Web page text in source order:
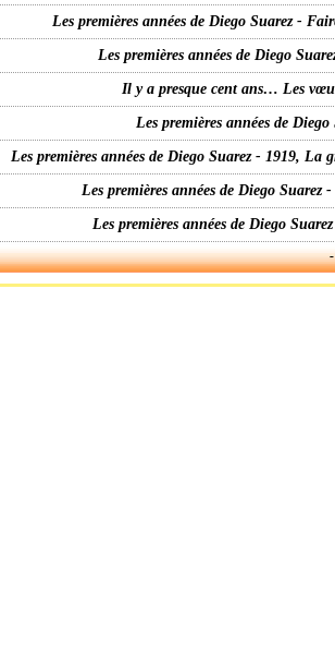
Les premières années de Diego Suarez -
Les premières années de Diego
Il y a presque cent ans… Les
Les premières années de
Les premières années de Diego Suarez - 1919,
Les premières années de Diego
Les premières années de Diego